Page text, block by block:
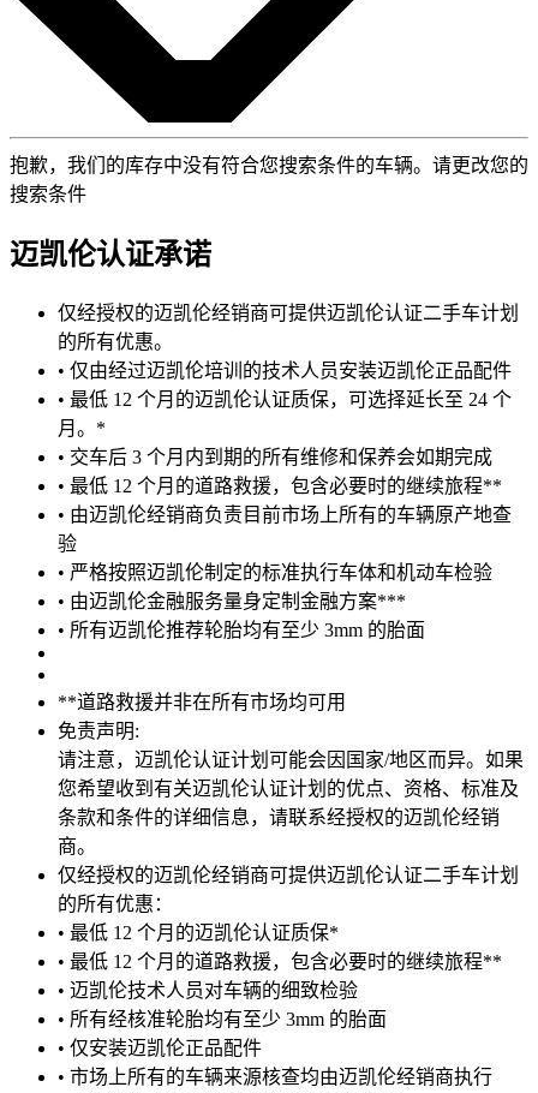
抱歉，我们的库存中没有符合您搜索条件的车辆。请更改您的
搜索条件
迈凯伦认证承诺
仅经授权的迈凯伦经销商可提供迈凯伦认证二手车计划
的所有优惠。
• 仅由经过迈凯伦培训的技术人员安装迈凯伦正品配件
• 最低 12 个月的迈凯伦认证质保，可选择延长至 24 个
月。*
• 交车后 3 个月内到期的所有维修和保养会如期完成
• 最低 12 个月的道路救援，包含必要时的继续旅程**
• 由迈凯伦经销商负责目前市场上所有的车辆原产地查
验
• 严格按照迈凯伦制定的标准执行车体和机动车检验
• 由迈凯伦金融服务量身定制金融方案***
• 所有迈凯伦推荐轮胎均有至少 3mm 的胎面
**道路救援并非在所有市场均可用
免责声明:
请注意，迈凯伦认证计划可能会因国家/地区而异。如果
您希望收到有关迈凯伦认证计划的优点、资格、标准及
条款和条件的详细信息，请联系经授权的迈凯伦经销
商。
仅经授权的迈凯伦经销商可提供迈凯伦认证二手车计划
的所有优惠：
• 最低 12 个月的迈凯伦认证质保*
• 最低 12 个月的道路救援，包含必要时的继续旅程**
• 迈凯伦技术人员对车辆的细致检验
• 所有经核准轮胎均有至少 3mm 的胎面
• 仅安装迈凯伦正品配件
• 市场上所有的车辆来源核查均由迈凯伦经销商执行